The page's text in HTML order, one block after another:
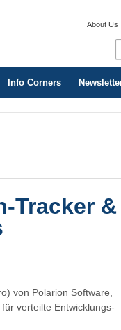
About Us
Info Corners
Tracker &
von Polarion Software,
verteilte Entwicklungs-